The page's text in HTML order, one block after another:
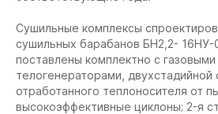
Сушильные комплексы
сушильных барабанов БН2,2-
поставлены комплектно с
телогенераторами, двухстадийной
отработанного теплоносителя от
высокоэффективные циклоны; 2-я